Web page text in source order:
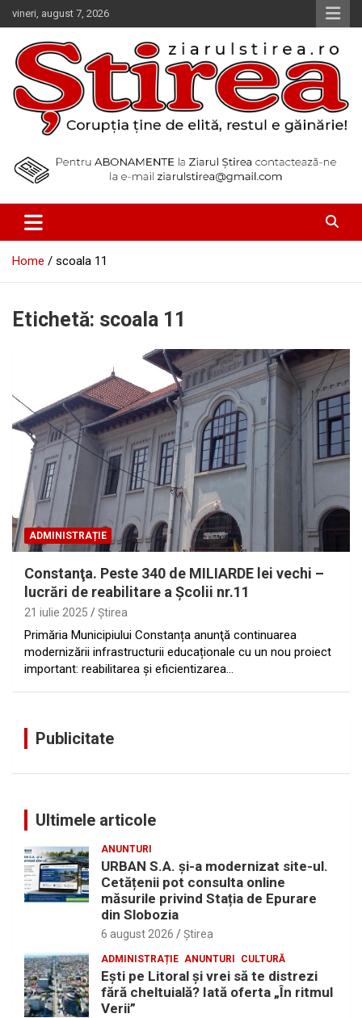
Skip
to
content
vineri, august 7, 2026
Ziarul Știrea
Home scoala 11
Etichetă: scoala 11
ADMINISTRAȚIE
Constanţa. Peste 340 de MILIARDE lei vechi –
lucrări de reabilitare a Şcolii nr.11
21 iulie 2025 Ştirea
Primăria Municipiului Constanța anunţă continuarea
modernizării infrastructurii educaționale cu un nou proiect
important: reabilitarea și eficientizarea…
Publicitate
Ultimele articole
ANUNTURI
URBAN S.A. și-a modernizat site-ul.
Cetățenii pot consulta online
măsurile privind Stația de Epurare
din Slobozia
6 august 2026 Ştirea
ADMINISTRAȚIE ANUNTURI CULTURĂ
Eşti pe Litoral şi vrei să te distrezi
fără cheltuială? Iată oferta „În ritmul
Verii”